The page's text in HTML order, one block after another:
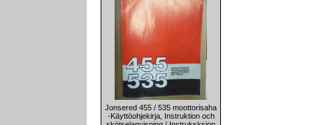
Jonsered 455 / 535 moottorisaha
-Käyttöohjekirja, Instruktion och